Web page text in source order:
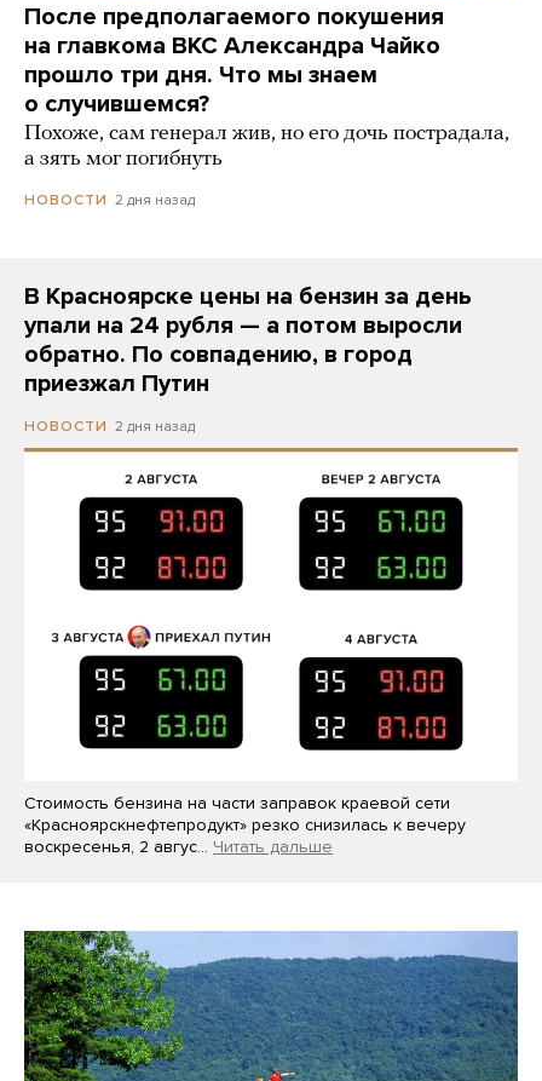
После предполагаемого покушения
на главкома ВКС Александра Чайко
прошло три дня. Что мы знаем
о случившемся?
Похоже, сам генерал жив, но его дочь пострадала,
а зять мог погибнуть
НОВОСТИ 2 дня назад
В Красноярске цены на бензин за день
упали на 24 рубля — а потом выросли
обратно. По совпадению, в город
приезжал Путин
НОВОСТИ 2 дня назад
Стоимость бензина на части заправок краевой сети
«Красноярскнефтепродукт» резко снизилась к вечеру
воскресенья, 2 авгус… Читать дальше